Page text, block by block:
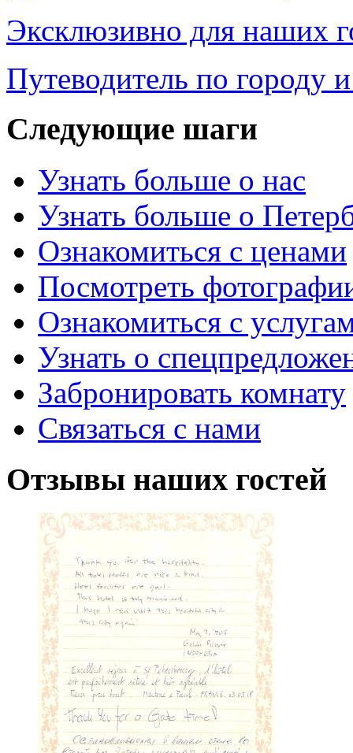
Эксклюзивно для наших
Путеводитель по городу
Следующие шаги
Узнать больше о нас
Узнать больше о
Ознакомиться с ценами
Посмотреть
Ознакомиться с
Узнать о
Забронировать комнату
Связаться с нами
Отзывы наших гостей